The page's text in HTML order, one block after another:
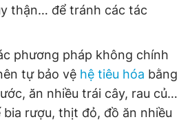
thận… để tránh các tác
phương pháp không chính
tự bảo vệ hệ tiêu hóa bằng
ăn nhiều trái cây, rau củ…
rượu, thịt đỏ, đồ ăn nhiều